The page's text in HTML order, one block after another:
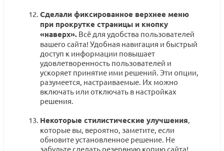
Сделали фиксированное верхнее меню
при прокрутке страницы и кнопку
«наверх». Всё для удобства пользователей
вашего сайта! Удобная навигация и быстрый
доступ к информации повышает
удовлетворенность пользователей и
ускоряет принятие ими решений. Эти опции,
разумеется, настраиваемые. Их можно
включать или отключать в настройках
решения.
Некоторые стилистические улучшения,
которые вы, вероятно, заметите, если
обновите установленное решение. Не
забудьте сделать резервную копию сайта!